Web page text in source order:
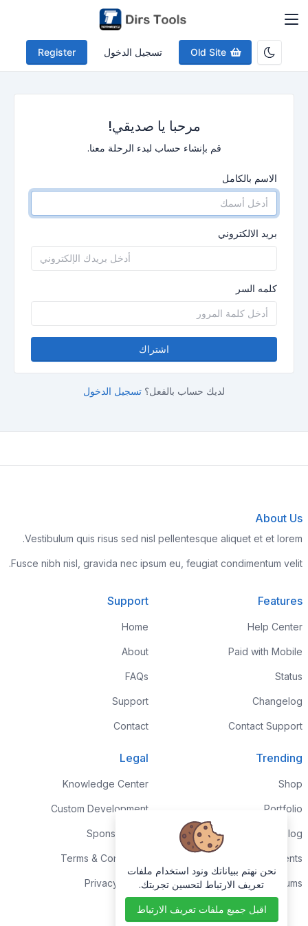
Old Site تسجيل الدخول Register
مرحبا يا صديقي!
قم بإنشاء حساب لبدء الرحلة معنا.
الاسم بالكامل
بريد الالكتروني
كلمه السر
اشتراك
لديك حساب بالفعل؟ تسجيل الدخول
About Us
Vestibulum quis risus sed nisl pellentesque aliquet et et lorem.
Fusce nibh nisl, gravida nec ipsum eu, feugiat condimentum velit.
Features
Help Center
Paid with Mobile
Status
Changelog
Contact Support
Support
Home
About
FAQs
Support
Contact
Trending
Shop
Portfolio
Blog
Events
Forums
Legal
Knowledge Center
Custom Development
Sponsorships
Terms & Conditions
Privacy Policy
نحن نهتم ببياناتك ونود استخدام ملفات
تعريف الارتباط لتحسين تجربتك.
اقبل جميع ملفات تعريف الارتباط